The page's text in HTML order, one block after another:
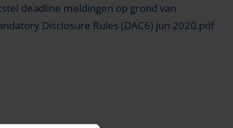
deadline meldingen op grond van
Disclosure Rules (DAC6) jun 2020.pdf